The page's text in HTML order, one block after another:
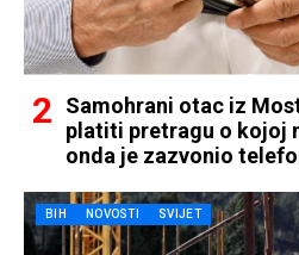
Samohrani otac iz
platiti pretragu o kojoj
onda je zazvonio
BIH NOVOSTI SVIJET